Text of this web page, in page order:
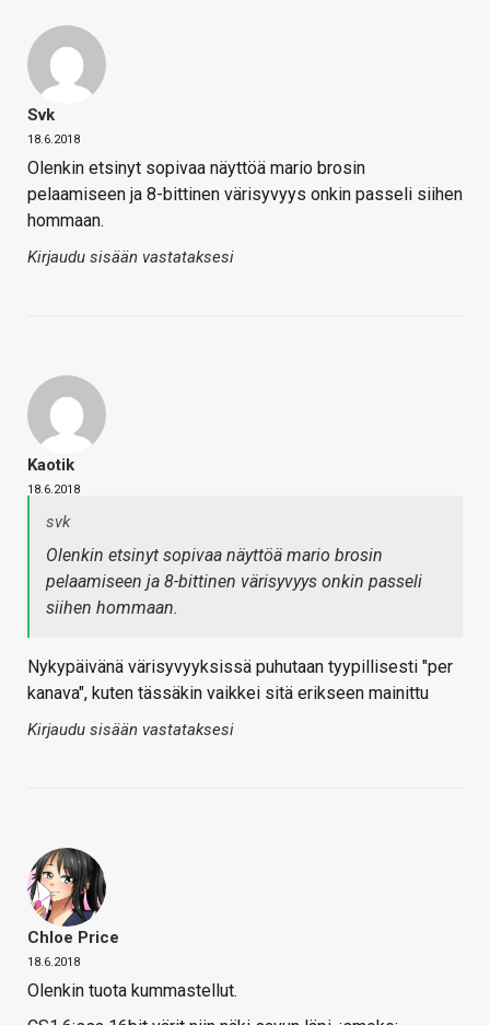
Svk
18.6.2018
Olenkin etsinyt sopivaa näyttöä mario brosin
pelaamiseen ja 8-bittinen värisyvyys onkin passeli siihen
hommaan.
Kirjaudu sisään vastataksesi
Kaotik
18.6.2018
svk
Olenkin etsinyt sopivaa näyttöä mario brosin
pelaamiseen ja 8-bittinen värisyvyys onkin passeli
siihen hommaan.
Nykypäivänä värisyvyyksissä puhutaan tyypillisesti "per
kanava", kuten tässäkin vaikkei sitä erikseen mainittu
Kirjaudu sisään vastataksesi
Chloe Price
18.6.2018
Olenkin tuota kummastellut.